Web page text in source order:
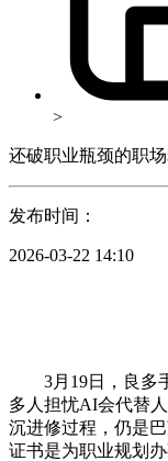
>
还破职业瓶颈的职
发布时间：
2026-03-22 14:10
3月19日，良多手
多人担忧AI会代替
沉进修过程，仍是
证书是为职业规划